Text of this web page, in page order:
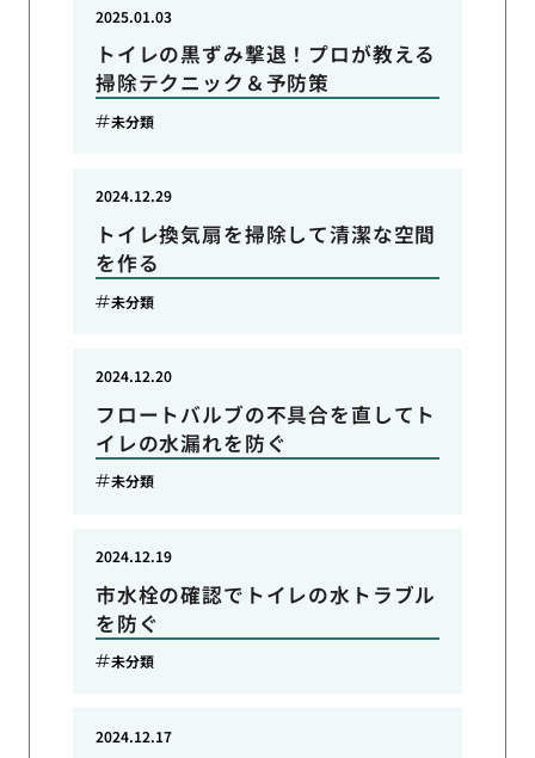
トイレの黒ずみ撃退！プロが教える
掃除テクニック＆予防策
2025.01.03
未分類
トイレ換気扇を掃除して清潔な空間
を作る
2024.12.29
未分類
フロートバルブの不具合を直してト
イレの水漏れを防ぐ
2024.12.20
未分類
市水栓の確認でトイレの水トラブル
を防ぐ
2024.12.19
未分類
2024.12.17